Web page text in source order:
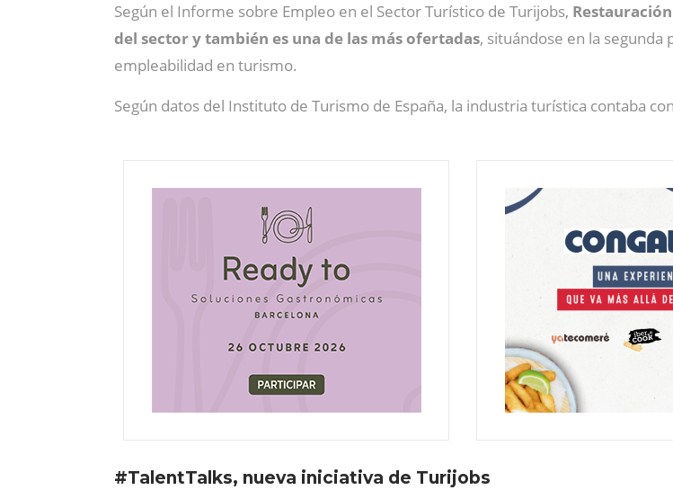
Según el Informe sobre Empleo en el Sector Turístico de Turijobs,
del sector y también es una de las más ofertadas, situándose en la segunda
empleabilidad en turismo.
Según datos del Instituto de Turismo de España, la industria turística contaba con
#TalentTalks, nueva iniciativa de Turijobs